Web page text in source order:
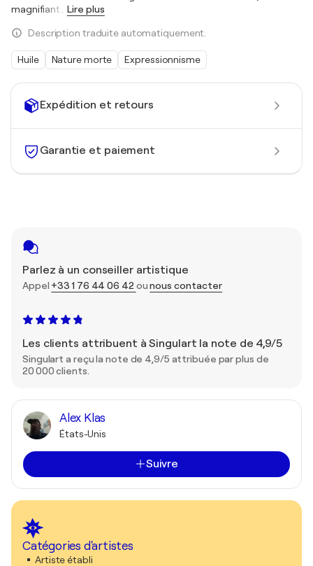
Expédition et retours
Garantie et paiement
Parlez à un conseiller artistique
Appel +33 1 76 44 06 42 ounous contacter
Les clients attribuent à Singulart la note de 4,9/5
Singulart a reçu la note de 4,9/5 attribuée par plus de
20 000 clients.
Alex Klas
États-Unis
Suivre
Catégories d'artistes
Artiste établi
magnifiant
Lire plus
Description traduite automatiquement.
Huile Nature morte Expressionnisme